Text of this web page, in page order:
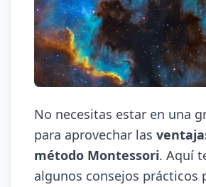
No necesitas estar en una
para aprovechar las
método Montessori. Aquí
algunos consejos prácticos